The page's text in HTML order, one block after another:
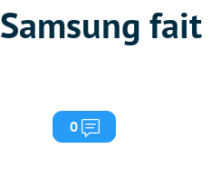
fait
0 Commentaires